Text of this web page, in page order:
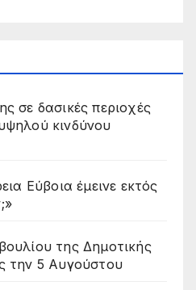
σε δασικές περιοχές
κινδύνου
Εύβοια έμεινε εκτός
της Δημοτικής
την 5 Αυγούστου